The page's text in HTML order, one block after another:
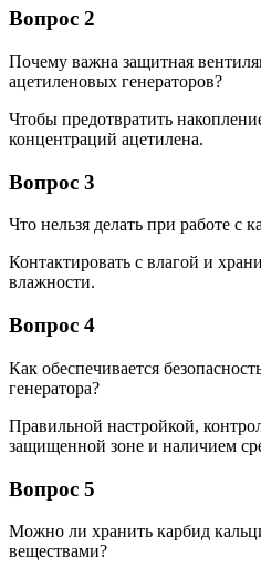
Вопрос 2
Почему важна защитная
ацетиленовых генераторов?
Чтобы предотвратить
концентраций ацетилена.
Вопрос 3
Что нельзя делать при работе с
Контактировать с влагой и
влажности.
Вопрос 4
Как обеспечивается
генератора?
Правильной настройкой,
защищенной зоне и наличием
Вопрос 5
Можно ли хранить карбид
веществами?